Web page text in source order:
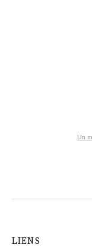
Un
LIENS